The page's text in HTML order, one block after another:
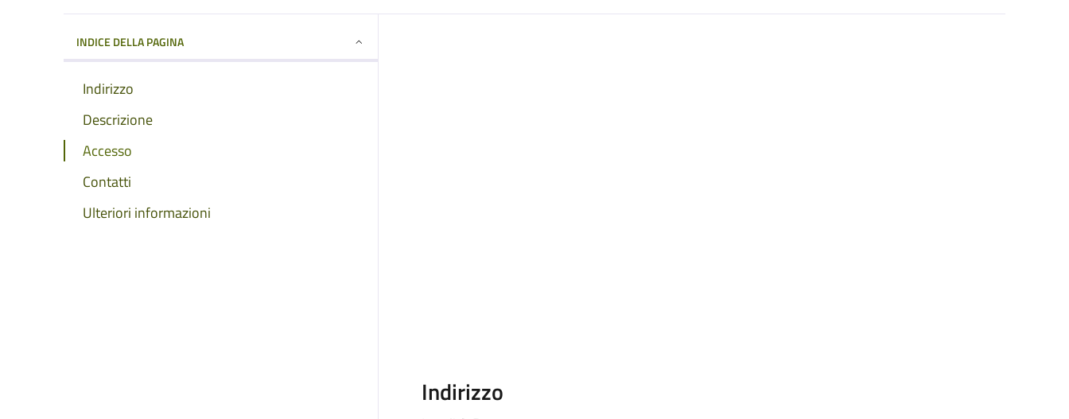
INDICE DELLA PAGINA
Indirizzo
Descrizione
Accesso
Contatti
Ulteriori informazioni
Indirizzo